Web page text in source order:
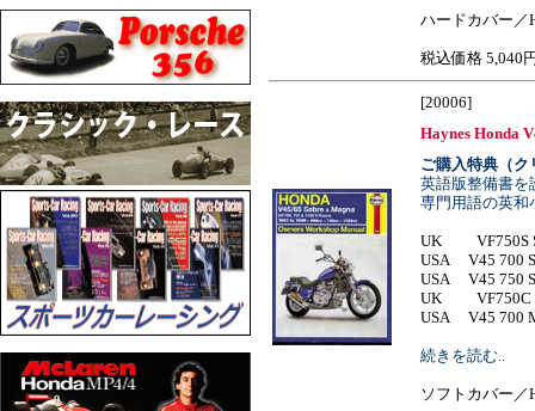
ハードカバー／
税込価格 5,040
[20006]
Haynes Honda
ご購入特典（ク
英語版整備書を
専門用語の英和
UK VF750S
USA V45 700
USA V45 750
UK VF750C
USA V45 700
続きを読む..
ソフトカバー／